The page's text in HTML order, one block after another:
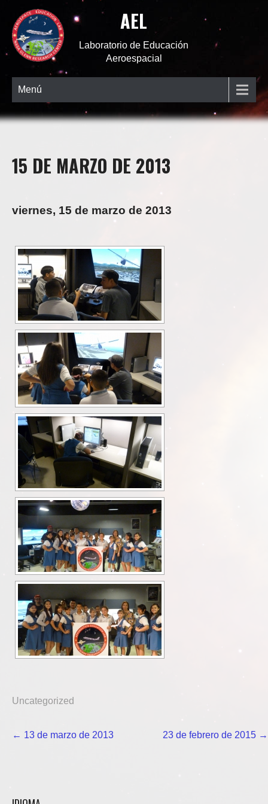
AEL
Laboratorio de Educación
Aeroespacial
Menú
15 DE MARZO DE 2013
viernes, 15 de marzo de 2013
Uncategorized
Navegación
← 13 de marzo de 2013 23 de febrero de 2015 →